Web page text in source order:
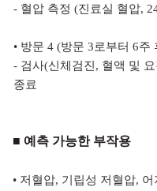
- 혈압 측정 (진료실 혈압,
• 방문 4 (방문 3로부터 6주
- 검사(신체검진, 혈액 및
종료
■ 예측 가능한 부작용
• 저혈압, 기립성 저혈압,